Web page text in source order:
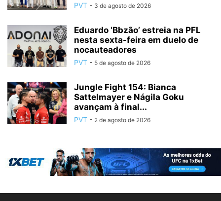
PVT - 3 de agosto de 2026
Eduardo ‘Bbzão’ estreia na PFL
nesta sexta-feira em duelo de
nocauteadores
PVT - 5 de agosto de 2026
Jungle Fight 154: Bianca
Sattelmayer e Nágila Goku
avançam à final...
PVT - 2 de agosto de 2026